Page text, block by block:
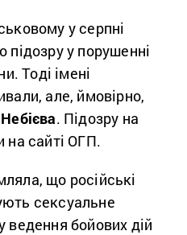
у серпні
підозру у порушенні
Тоді імені
але, ймовірно,
Небієва. Підозру на
на сайті ОГП.
що російські
сексуальне
ведення бойових дій